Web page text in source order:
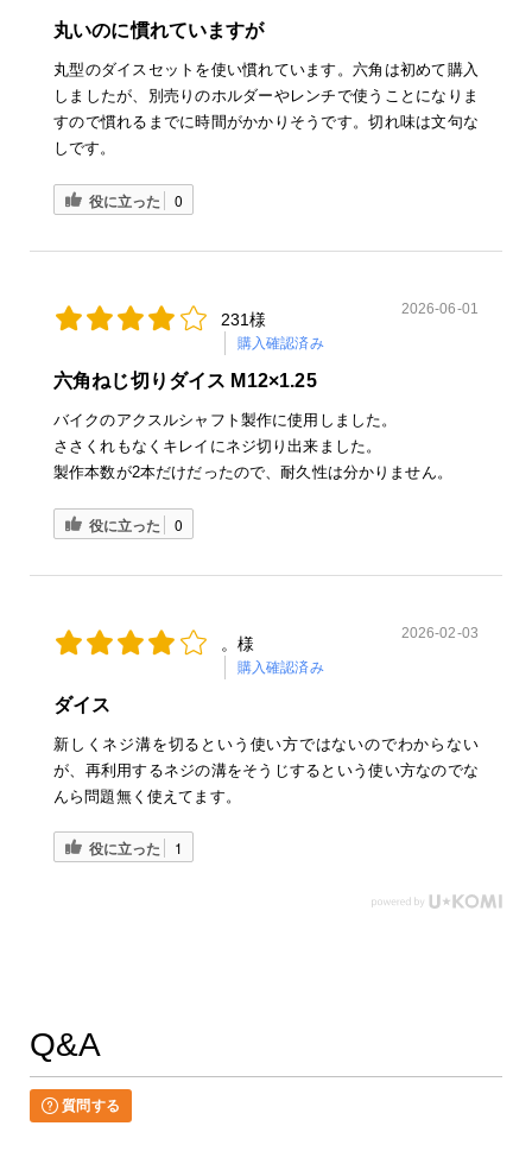
丸いのに慣れていますが
丸型のダイスセットを使い慣れています。六角は初めて購入
しましたが、別売りのホルダーやレンチで使うことになりま
すので慣れるまでに時間がかかりそうです。切れ味は文句な
しです。
役に立った 0
231様
購入確認済み
2026-06-01
六角ねじ切りダイス M12×1.25
バイクのアクスルシャフト製作に使用しました。
ささくれもなくキレイにネジ切り出来ました。
製作本数が2本だけだったので、耐久性は分かりません。
役に立った 0
。様
購入確認済み
2026-02-03
ダイス
新しくネジ溝を切るという使い方ではないのでわからない
が、再利用するネジの溝をそうじするという使い方なのでな
んら問題無く使えてます。
役に立った 1
Q&A
質問する